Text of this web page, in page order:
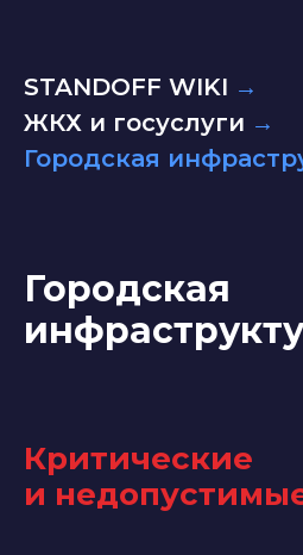
STANDOFF WIKI →
ЖКХ и госуслуги →
Городская
Городская
Критические
и